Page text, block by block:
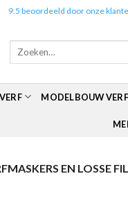
9.5 beoordeeld door onze
Zoeken
MODELBOUW VERF
EN LOSSE